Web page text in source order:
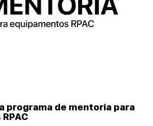
programa de mentoria para